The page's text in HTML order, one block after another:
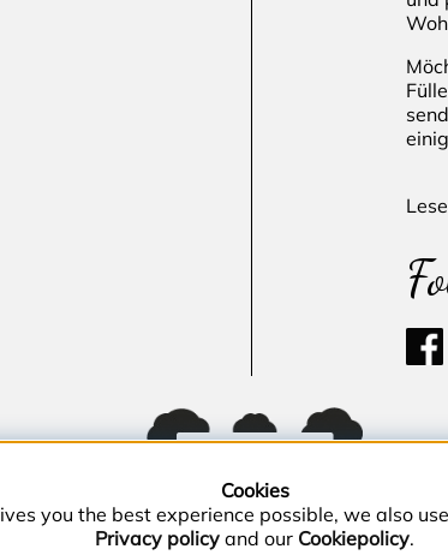
Cookies
you the best experience possible, we also
Privacy policy and our Cookiepolicy.